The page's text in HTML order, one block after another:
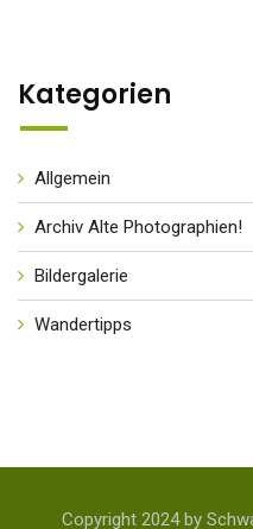
Kategorien
Allgemein
Archiv Alte Photographien!
Bildergalerie
Wandertipps
Copyright 2024 by